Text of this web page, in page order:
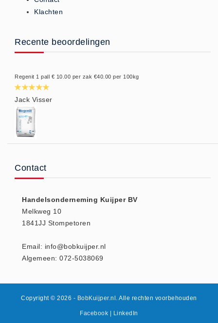
Honden - Katten (8)
Kunstmest (12)
Paardenvoer (38)
Schapen - Geiten (5)
Supplementen (16)
Vlasvariant (14)
Zout-Likstenen (6)
BigBags (1)
Fertigrow Horse (13)
Kunstmeststrooiers (1)
NPK Kunstmest (2)
Silo (1)
Stal strooisel
Rapsodie (4)
Rapsodie miscanthus (9)
Klachten
Recente beoordelingen
Regenit 1 pall € 10.00 per zak €40.00 per 100kg
Jack Visser
Contact
Handelsonderneming Kuijper BV
Melkweg 10
1841JJ Stompetoren
Email: info@bobkuijper.nl
Algemeen: 072-5038069
Copyright © 2026 - BobKuijper.nl . Alle rechten voorbehouden
Facebook | LinkedIn